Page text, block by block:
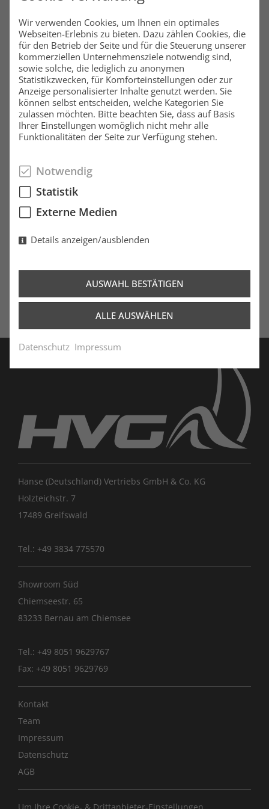
20457 Hamburg
Deutschland
Mo-Fr 8:00 - 20:00 Uhr | Sa 10:00 - 16:00 Uhr
Tel. +49 40 79 72 41 02 51
Fax +49 40 37 09 11 09
info@pantaenius.com
www.pantaenius.de
Hanse (Deutschland) Vertriebs GmbH & Co. KG
Holzteichstr. 7
17489 Greifswald
Tel.: +49 3834 775570
Showroom Süd
Chiemseestr. 65
83233 Bernau am Chiemsee
Tel.: +49 8051 9629767
Fax: +49 8051 9629769
Kontakt
Team
Impressum
Datenschutz
AGB
Wir verwenden Cookies, um Ihnen ein optimales
Webseiten-Erlebnis zu bieten. Dazu zählen Cookies, die
für den Betrieb der Seite und für die Steuerung unserer
kommerziellen Unternehmensziele notwendig sind,
sowie solche, die lediglich zu anonymen
Statistikzwecken, für Komforteinstellungen oder zur
Anzeige personalisierter Inhalte genutzt werden. Sie
können selbst entscheiden, welche Kategorien Sie
zulassen möchten. Bitte beachten Sie, dass auf Basis
Ihrer Einstellungen womöglich nicht mehr alle
Funktionalitäten der Seite zur Verfügung stehen.
Notwendig
Statistik
Externe Medien
Details anzeigen/ausblenden
AUSWAHL BESTÄTIGEN
ALLE AUSWÄHLEN
Datenschutz Impressum